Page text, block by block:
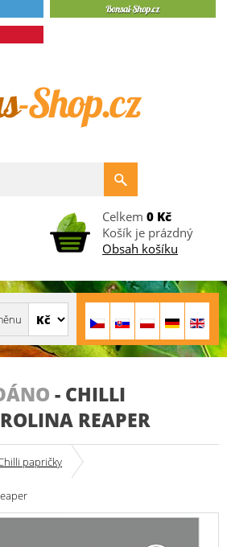
Celkem 0 Kč
Košík je prázdný
Obsah košíku
- CHILLI
REAPER
papričky